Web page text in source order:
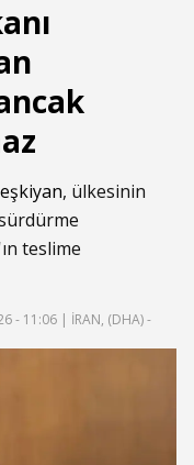
, ülkesinin
'ın teslime
- 11:06 | İRAN, (DHA) -